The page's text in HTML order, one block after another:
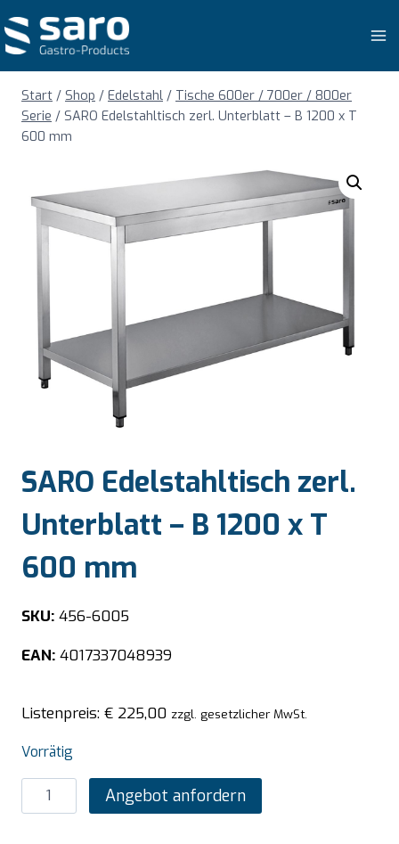
Inhalt
springen
Start / Shop / Edelstahl / Tische 600er / 700er / 800er
Serie / SARO Edelstahltisch zerl. Unterblatt – B 1200 x T
600 mm
SARO Edelstahltisch zerl.
Unterblatt – B 1200 x T
600 mm
SKU: 456-6005
EAN: 4017337048939
Listenpreis: € 225,00 zzgl. gesetzlicher MwSt.
Vorrätig
SARO
Edelstahltisch
Angebot anfordern